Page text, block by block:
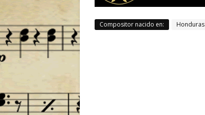
Compositor nacido en: Honduras